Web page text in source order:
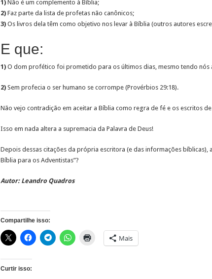
1)Não é um complemento à Bíblia;
2)Faz parte da lista de profetas não canônicos;
3)Os livros dela têm como objetivo nos levar à Bíblia (outros autores
E que:
1) O dom profético foi prometido para os últimos dias, mesmo tendo nós
2)Sem profecia o ser humano se corrompe (Provérbios 29:18).
Não vejo contradição em aceitar a Bíblia como regra de fé e os escritos
Isso em nada altera a supremacia da Palavra de Deus!
Depois dessas citações da própria escritora (e das informações
Bíblia para os Adventistas”?
Autor: Leandro Quadros
Compartilhe isso:
Mais
Curtir isso: